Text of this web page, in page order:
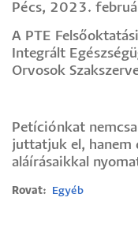
Pécs, 2023.
A PTE
Integrált
Orvosok
Petíciónkat
juttatjuk el, hanem
aláírásaikkal
Rovat Egyéb